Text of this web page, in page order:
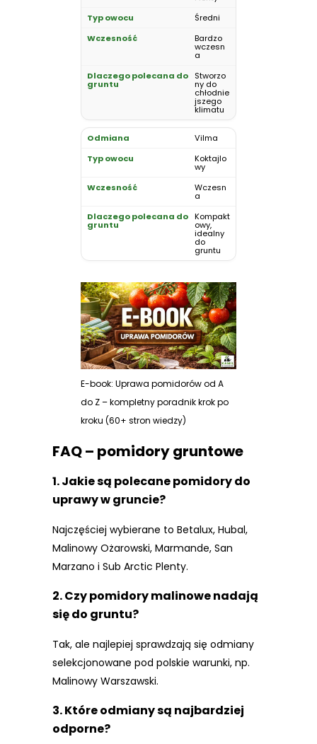
Średni
Bardzo
wczesn
a
Stworzo
ny do
chłodnie
jszego
klimatu
Vilma
Koktajlo
wy
Wczesn
a
Kompakt
owy,
idealny
do
gruntu
E-book: Uprawa pomidorów od A
do Z – kompletny poradnik krok po
kroku (60+ stron wiedzy)
FAQ – pomidory gruntowe
1. Jakie są polecane pomidory do
uprawy w gruncie?
Najczęściej wybierane to Betalux, Hubal,
Malinowy Ożarowski, Marmande, San
Marzano i Sub Arctic Plenty.
2. Czy pomidory malinowe nadają
się do gruntu?
Tak, ale najlepiej sprawdzają się odmiany
selekcjonowane pod polskie warunki, np.
Malinowy Warszawski.
3. Które odmiany są najbardziej
odporne?